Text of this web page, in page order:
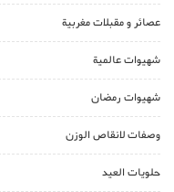
عصائر و مقبلات مغربية
شهيوات عالمية
شهيوات رمضان
وصفات لانقاص الوزن
حلويات العيد